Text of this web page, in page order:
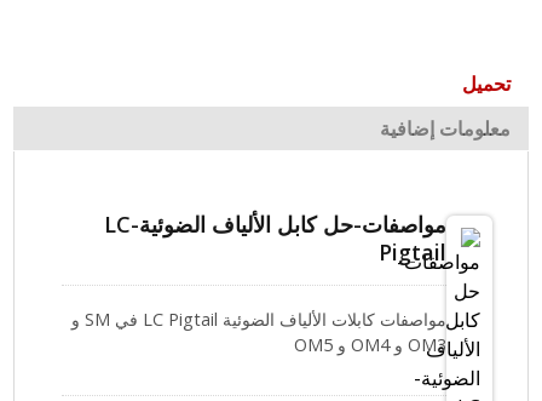
تحميل
معلومات إضافية
مواصفات-حل كابل الألياف الضوئية-LC
Pigtail
مواصفات كابلات الألياف الضوئية LC Pigtail في SM و
OM3 و OM4 و OM5